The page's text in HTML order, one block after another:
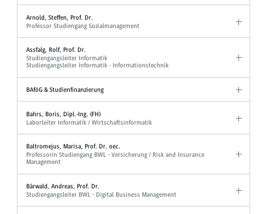
Arnold, Steffen, Prof. Dr.
Professor Studiengang Sozialmanagement
Assfalg, Rolf, Prof. Dr.
Studiengangsleiter Informatik
Studiengangsleiter Informatik - Informationstechnik
BAföG & Studienfinanzierung
Bahrs, Boris, Dipl.-Ing. (FH)
Laborleiter Informatik / Wirtschaftsinformatik
Baltromejus, Marisa, Prof. Dr. oec.
Professorin Studiengang BWL - Versicherung / Risk and Insurance
Management
Bärwald, Andreas, Prof. Dr.
Studiengangsleiter BWL - Digital Business Management